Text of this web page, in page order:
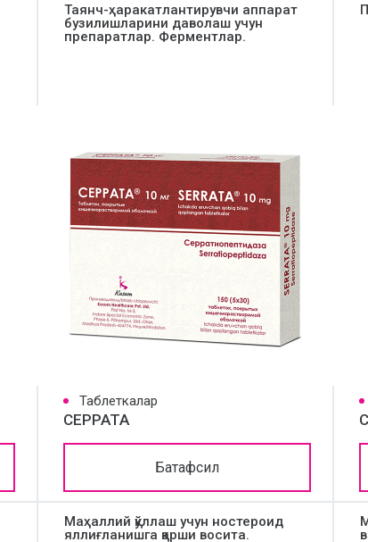
Таянч-ҳаракатлантирувчи аппарат
бузилишларини даволаш учун
препаратлар. Ферментлар.
Таблеткалар
СЕРРАТА
Батафсил
Маҳаллий қўллаш учун ностероид
яллиғланишга қарши восита.